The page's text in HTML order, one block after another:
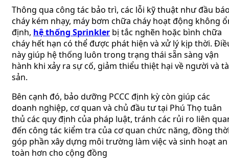
Thông qua công tác bảo trì, các lỗi kỹ thuật như đầu
cháy kém nhạy, máy bơm chữa cháy hoạt động không
định, hệ thống Sprinkler bị tắc nghẽn hoặc bình chữa
cháy hết hạn có thể được phát hiện và xử lý kịp thời.
này giúp hệ thống luôn trong trạng thái sẵn sàng vận
hành khi xảy ra sự cố, giảm thiểu thiệt hại về người và
sản.
Bên cạnh đó, bảo dưỡng PCCC định kỳ còn giúp các
doanh nghiệp, cơ quan và chủ đầu tư tại Phú Thọ tuân
thủ các quy định của pháp luật, tránh các rủi ro liên
đến công tác kiểm tra của cơ quan chức năng, đồng
góp phần xây dựng môi trường làm việc và sinh hoạt an
toàn hơn cho cộng đồng